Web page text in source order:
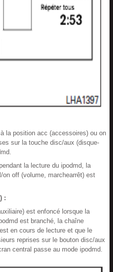
la position acc (accessoires) ou on
sur la touche disc/aux (disque-
la lecture du ipodmd, la
on off (volume, marchearrêt) est
:
est enfoncé lorsque la
est branché, la chaîne
en cours de lecture et que le
reprises sur le bouton disc/aux
central passe au mode ipodmd.